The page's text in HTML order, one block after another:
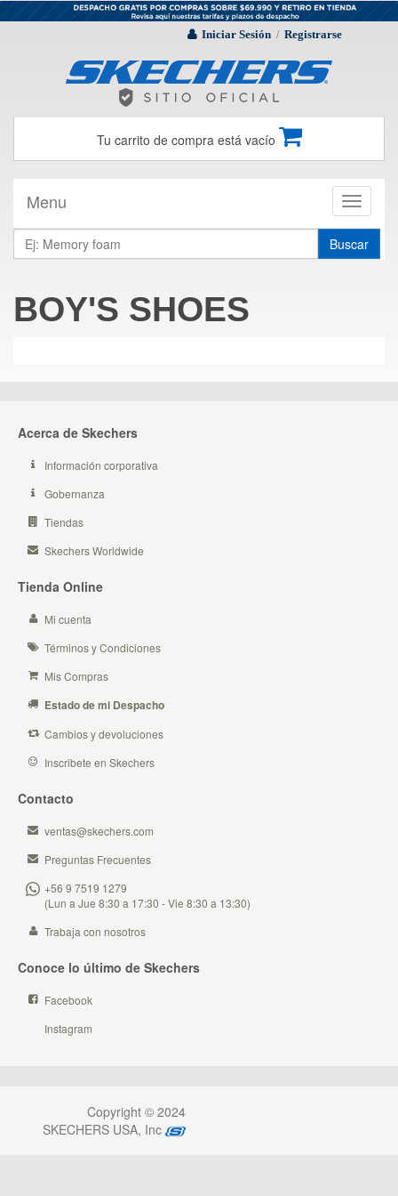
Iniciar Sesión / Registrarse
Tu carrito de compra está vacío
Toggle
Menu
Buscar
BOY'S SHOES
Acerca de Skechers
Información corporativa
Gobernanza
Tiendas
Skechers Worldwide
Tienda Online
Mi cuenta
Términos y Condiciones
Mis Compras
Estado de mi Despacho
Cambios y devoluciones
Inscribete en Skechers
Contacto
ventas@skechers.com
Preguntas Frecuentes
+56 9 7519 1279
(Lun a Jue 8:30 a 17:30 - Vie 8:30 a 13:30)
Trabaja con nosotros
Conoce lo último de Skechers
Facebook
Instagram
Copyright © 2024
SKECHERS USA, Inc